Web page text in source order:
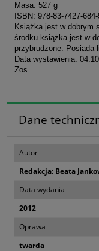
Masa: 527 g
ISBN: 978-83-7427-
Książka jest w dobrym
środku książka jest w
przybrudzone. Posiada
Data wystawienia:
Zos.
Dane
Autor
Redakcja: Beata
Data wydania
2012
Oprawa
twarda